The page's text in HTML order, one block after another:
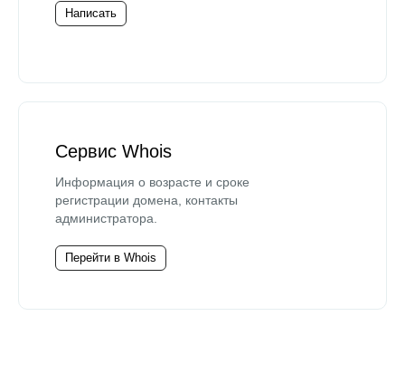
Написать
Сервис Whois
Информация о возрасте и сроке
регистрации домена, контакты
администратора.
Перейти в Whois